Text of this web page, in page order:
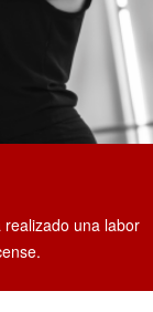
una labor